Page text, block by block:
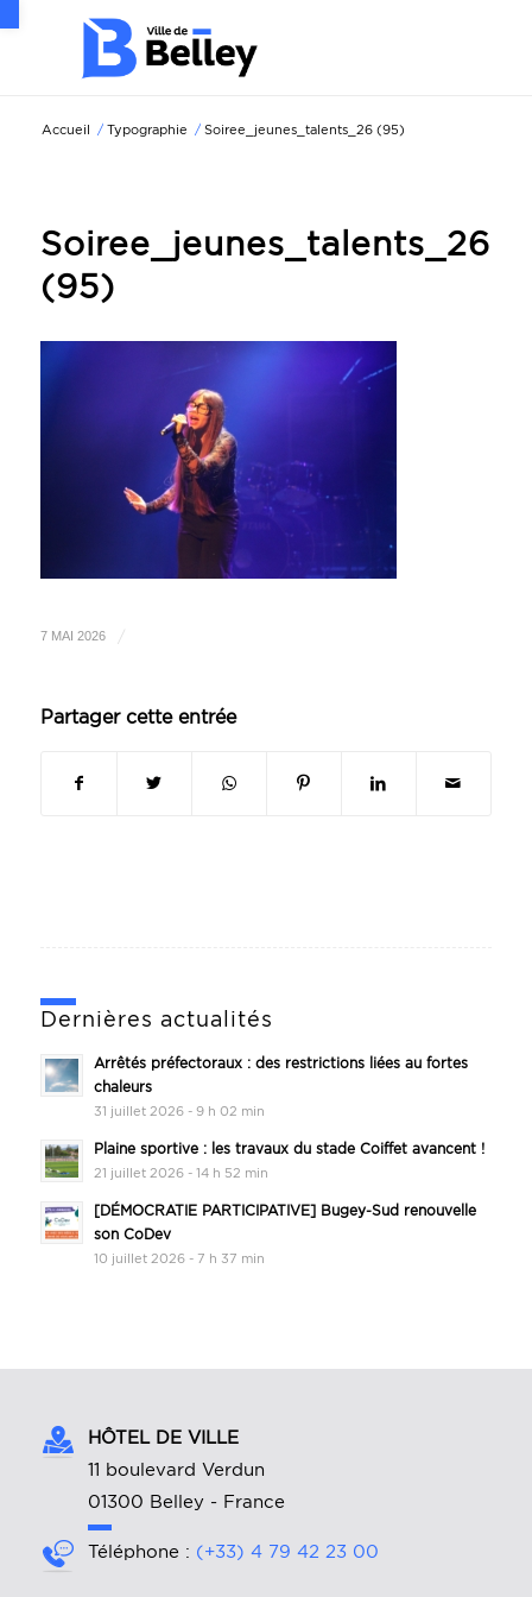
Accueil / Typographie / Soiree_jeunes_talents_26 (95)
Soiree_jeunes_talents_26
(95)
7 MAI 2026 /
Partager cette entrée
Dernières actualités
Arrêtés préfectoraux : des restrictions liées au fortes
chaleurs
31 juillet 2026 - 9 h 02 min
Plaine sportive : les travaux du stade Coiffet avancent !
21 juillet 2026 - 14 h 52 min
[DÉMOCRATIE PARTICIPATIVE] Bugey-Sud renouvelle
son CoDev
10 juillet 2026 - 7 h 37 min
HÔTEL DE VILLE
11 boulevard Verdun
01300 Belley - France
Téléphone : (+33) 4 79 42 23 00